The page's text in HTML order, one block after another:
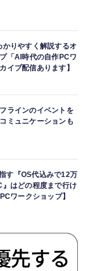
りやすく解説するオ
「AI時代の自作PCワ
イブ配信あります】
ラインのイベントを
ミュニケーションも
す『OS代込みで12万
』はどの程度まで行け
ワークショップ】